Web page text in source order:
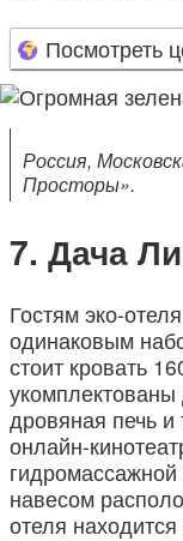
Посмотреть
Россия,
Просторы».
Дача
Гостям эко-
одинаковым
стоит кровать
дровяная печь и
онлайн-
навесом
отеля